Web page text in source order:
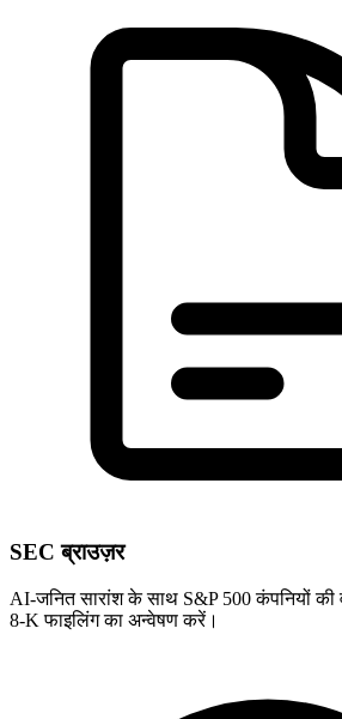
SEC ब्राउज़र
AI-जनित सारांश के साथ S&P 500 कंपनियों
8-K फाइलिंग का अन्वेषण करें।